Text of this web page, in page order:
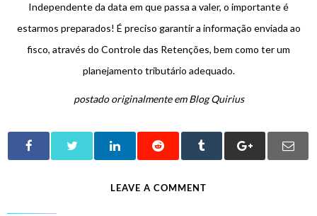
Independente da data em que passa a valer, o importante é
estarmos preparados! É preciso garantir a informação enviada ao
fisco, através do Controle das Retenções, bem como ter um
planejamento tributário adequado.
postado originalmente em Blog Quirius
LEAVE A COMMENT